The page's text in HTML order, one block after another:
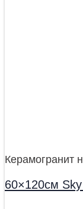
Керамогранит
60×120см